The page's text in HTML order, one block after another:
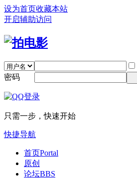
设为首页收藏本站
开启辅助访问
密码
只需一步，快速开始
快捷导航
首页Portal
原创
论坛BBS